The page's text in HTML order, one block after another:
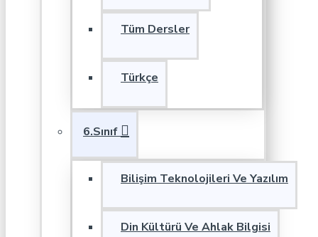
Tüm Dersler
Türkçe
6.Sınıf
Bilişim Teknolojileri Ve Yazılım
Din Kültürü Ve Ahlak Bilgisi